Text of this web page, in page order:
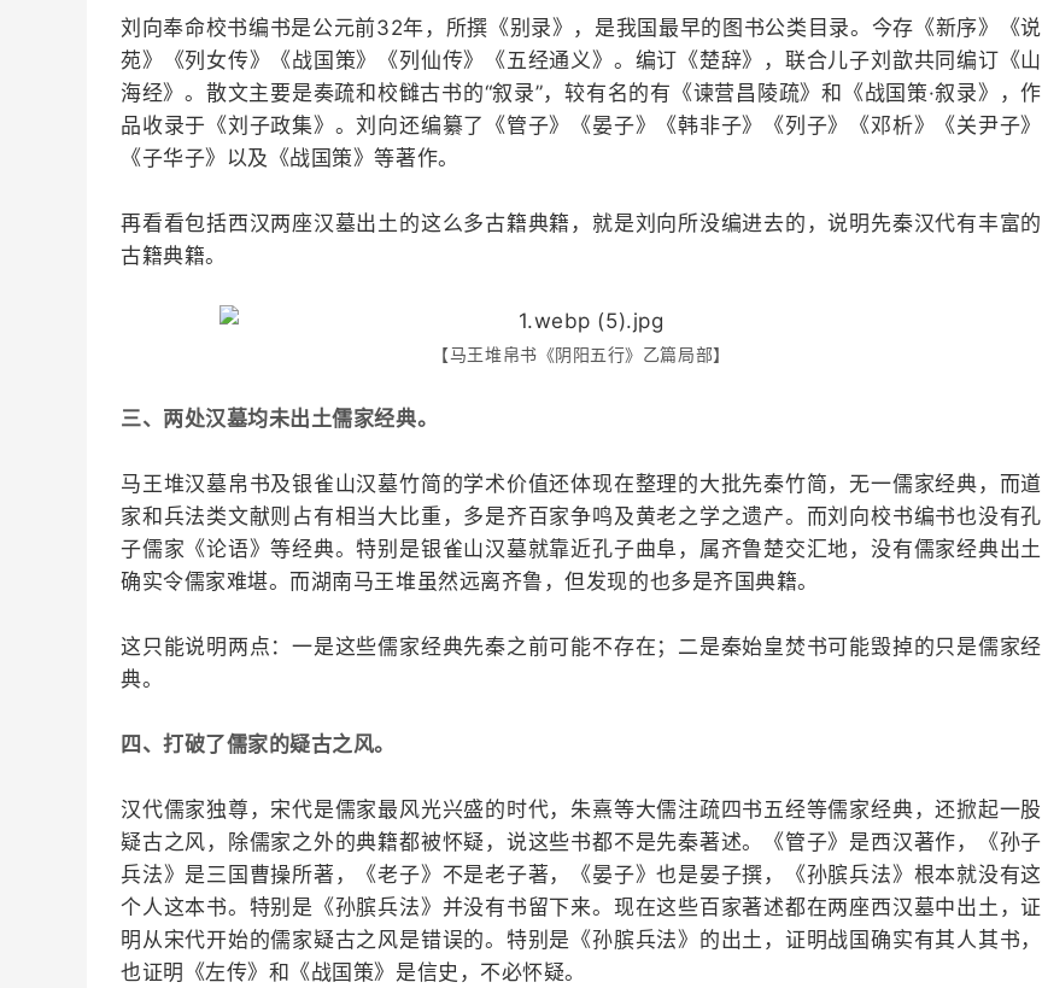
刘向奉命校书编书是公元前32年，所撰《别录》，是我国最早的图书公类目录。今存《新序》《说
苑》《列女传》《战国策》《列仙传》《五经通义》。编订《楚辞》，联合儿子刘歆共同编订《山
海经》。散文主要是奏疏和校雠古书的“叙录”，较有名的有《谏营昌陵疏》和《战国策·叙录》，作
品收录于《刘子政集》。刘向还编纂了《管子》《晏子》《韩非子》《列子》《邓析》《关尹子》
《子华子》以及《战国策》等著作。
再看看包括西汉两座汉墓出土的这么多古籍典籍，就是刘向所没编进去的，说明先秦汉代有丰富的
古籍典籍。
【马王堆帛书《阴阳五行》乙篇局部】
三、两处汉墓均未出土儒家经典。
马王堆汉墓帛书及银雀山汉墓竹简的学术价值还体现在整理的大批先秦竹简，无一儒家经典，而道
家和兵法类文献则占有相当大比重，多是齐百家争鸣及黄老之学之遗产。而刘向校书编书也没有孔
子儒家《论语》等经典。特别是银雀山汉墓就靠近孔子曲阜，属齐鲁楚交汇地，没有儒家经典出土
确实令儒家难堪。而湖南马王堆虽然远离齐鲁，但发现的也多是齐国典籍。
这只能说明两点：一是这些儒家经典先秦之前可能不存在；二是秦始皇焚书可能毁掉的只是儒家经
典。
四、打破了儒家的疑古之风。
汉代儒家独尊，宋代是儒家最风光兴盛的时代，朱熹等大儒注疏四书五经等儒家经典，还掀起一股
疑古之风，除儒家之外的典籍都被怀疑，说这些书都不是先秦著述。《管子》是西汉著作，《孙子
兵法》是三国曹操所著，《老子》不是老子著，《晏子》也是晏子撰，《孙膑兵法》根本就没有这
个人这本书。特别是《孙膑兵法》并没有书留下来。现在这些百家著述都在两座西汉墓中出土，证
明从宋代开始的儒家疑古之风是错误的。特别是《孙膑兵法》的出土，证明战国确实有其人其书，
也证明《左传》和《战国策》是信史，不必怀疑。